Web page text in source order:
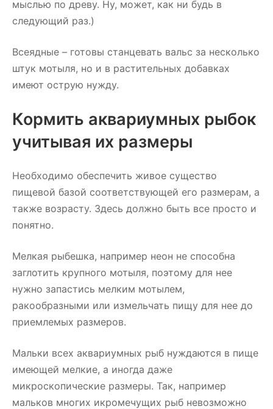
мыслью по древу. Ну, может, как ни будь в
следующий раз.)
Всеядные – готовы станцевать вальс за несколько
штук мотыля, но и в растительных добавках
имеют острую нужду.
Кормить аквариумных рыбок
учитывая их размеры
Необходимо обеспечить живое существо
пищевой базой соответствующей его размерам, а
также возрасту. Здесь должно быть все просто и
понятно.
Мелкая рыбешка, например неон не способна
заглотить крупного мотыля, поэтому для нее
нужно запастись мелким мотылем,
ракообразными или измельчать пищу для нее до
приемлемых размеров.
Мальки всех аквариумных рыб нуждаются в пище
имеющей мелкие, а иногда даже
микроскопические размеры. Так, например
мальков многих икромечущих рыб невозможно